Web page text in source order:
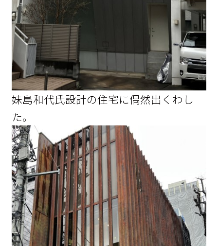
妹島和代氏設計の住宅に偶然出くわし
た。